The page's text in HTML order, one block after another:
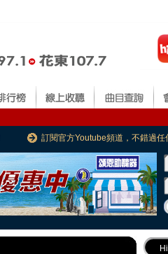
訂閱官方Youtube頻道，不錯過任